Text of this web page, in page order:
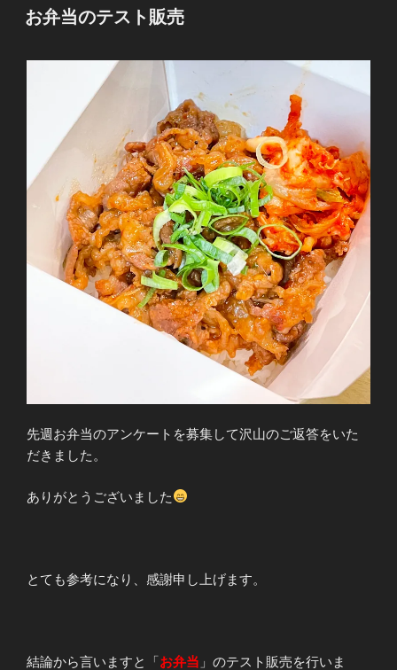
稿
日:
お弁当のテスト販売
先週お弁当のアンケートを募集して沢山のご返答をいた
だきました。
ありがとうございました
とても参考になり、感謝申し上げます。
結論から言いますと「お弁当 」のテスト販売を行いま